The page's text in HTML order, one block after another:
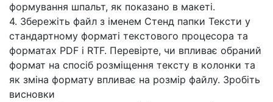
формування шпальт, як показано в макеті.
4. Збережіть файл з іменем Стенд папки Тексти у
стандартному форматі текстового процесора та
форматах PDF і RTF. Перевірте, чи впливає обраний
формат на спосіб розміщення тексту в колонки та
як зміна формату впливає на розмір файлу. Зробіть
висновки